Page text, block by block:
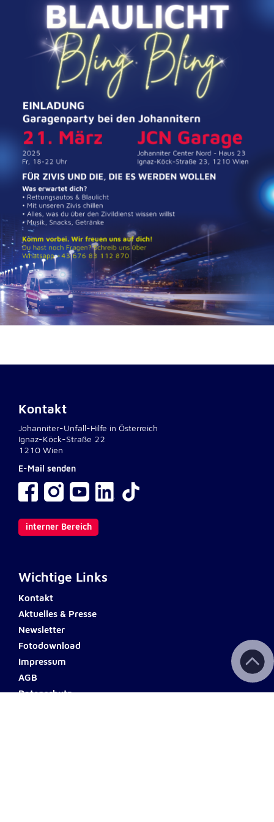
Kontakt
Johanniter-Unfall-Hilfe in Österreich
Ignaz-Köck-Straße 22
1210 Wien
E-Mail senden
interner Bereich
Wichtige Links
Kontakt
Aktuelles & Presse
Newsletter
Fotodownload
Impressum
AGB
Datenschutz
Externe Dienste
Um Inhalte von Videoplattformen und
Kartendiensten anzeigen zu können, werden von
diesen externen Diensten Cookies gesetzt.
YouTube
Anbieter:
Google LLC
Zweck:
Einbinden und Anzeigen von Videos
Google Maps
Name:
NID
Anbieter:
Google LLC
Zweck:
Einbinden von interaktiven Google Karten